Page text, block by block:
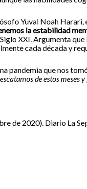
Yuval Noah
la estabilidad
XXI. Argumenta
cada década y
pandemia que nos
de estos meses
de 2020). Diario La